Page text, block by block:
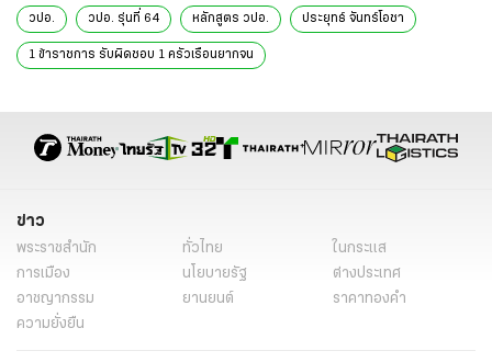
วปอ. วปอ. รุ่นที่ 64 หลักสูตร วปอ. ประยุทธ์ จันทร์โอชา
1 ข้าราชการ รับผิดชอบ 1 ครัวเรือนยากจน
ข่าว
พระราชสำนัก ทั่วไทย
ในกระแส
การเมือง
นโยบายรัฐ
ต่างประเทศ
อาชญากรรม
ยานยนต์
ราคาทองคำ
ความยั่งยืน